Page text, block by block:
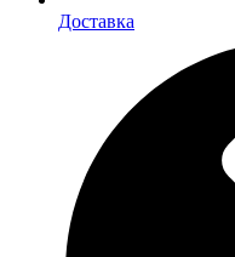
Доставка